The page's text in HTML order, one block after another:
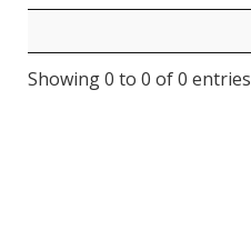
Showing 0 to 0 of 0 entries